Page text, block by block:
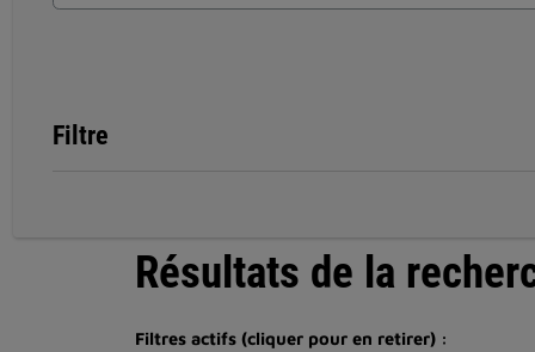
Filtre
Résultats de la
Filtres actifs (cliquer pour en retirer) :